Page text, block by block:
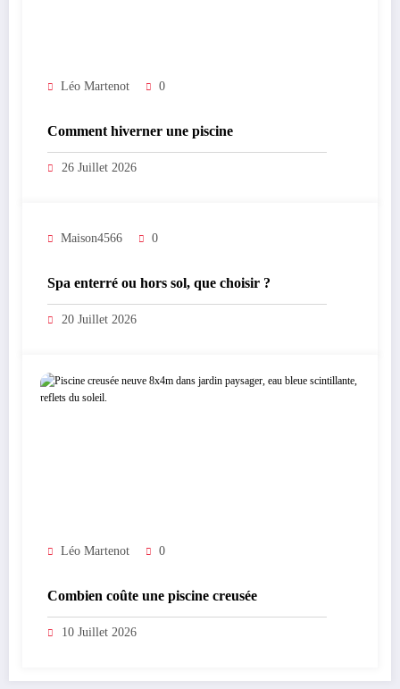
Léo Martenot 0
Comment hiverner une piscine
26 Juillet 2026
Maison4566 0
Spa enterré ou hors sol, que choisir ?
20 Juillet 2026
Léo Martenot 0
Combien coûte une piscine creusée
10 Juillet 2026